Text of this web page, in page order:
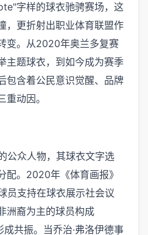
字样的球衣驰骋赛场，这
，更折射出职业体育联盟作
变。从2020年奥兰多复赛
主题球衣，到如今成为赛季
包含着公民意识觉醒、品牌
动因。
公众人物，其球衣文字选
配。2020年《体育画报》
员支持在球衣展示社会议
洲裔为主的球员构成
成共振。当乔治·弗洛伊德事